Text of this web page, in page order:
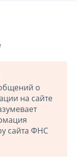
о
на сайте
сайта ФНС